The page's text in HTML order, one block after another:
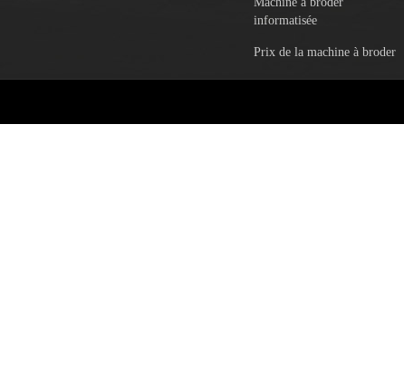
informatisée
Prix ​​de la machine à broder